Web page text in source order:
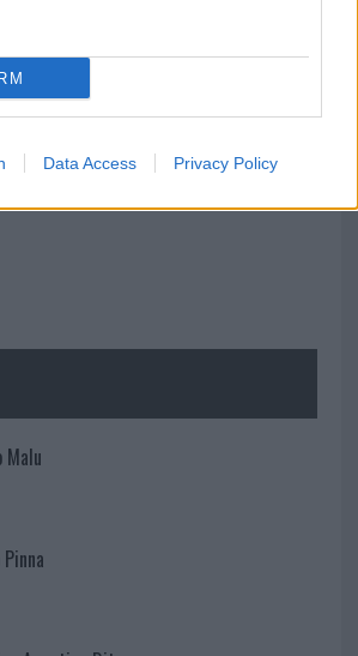
Data Access Privacy Policy
per una notte
Malu